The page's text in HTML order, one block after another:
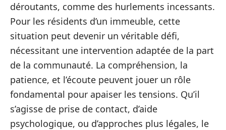
déroutants, comme des hurlements incessants.
Pour les résidents d’un immeuble, cette
situation peut devenir un véritable défi,
nécessitant une intervention adaptée de la part
de la communauté. La compréhension, la
patience, et l’écoute peuvent jouer un rôle
fondamental pour apaiser les tensions. Qu’il
s’agisse de prise de contact, d’aide
psychologique, ou d’approches plus légales, le